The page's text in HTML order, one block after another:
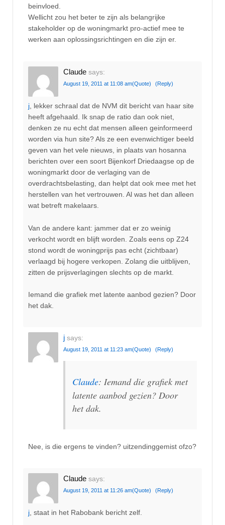
beinvloed.
Wellicht zou het beter te zijn als belangrijke
stakeholder op de woningmarkt pro-actief mee te
werken aan oplossingsrichtingen en die zijn er.
Claude says:
August 19, 2011 at 11:08 am(Quote) (Reply)
j , lekker schraal dat de NVM dit bericht van haar site
heeft afgehaald. Ik snap de ratio dan ook niet,
denken ze nu echt dat mensen alleen geinformeerd
worden via hun site? Als ze een evenwichtiger beeld
geven van het vele nieuws, in plaats van hosanna
berichten over een soort Bijenkorf Driedaagse op de
woningmarkt door de verlaging van de
overdrachtsbelasting, dan helpt dat ook mee met het
herstellen van het vertrouwen. Al was het dan alleen
wat betreft makelaars.
Van de andere kant: jammer dat er zo weinig
verkocht wordt en blijft worden. Zoals eens op Z24
stond wordt de woningprijs pas echt (zichtbaar)
verlaagd bij hogere verkopen. Zolang die uitblijven,
zitten de prijsverlagingen slechts op de markt.
Iemand die grafiek met latente aanbod gezien? Door
het dak.
j says:
August 19, 2011 at 11:23 am(Quote) (Reply)
Claude: Iemand die grafiek met
latente aanbod gezien? Door
het dak.
Nee, is die ergens te vinden? uitzendinggemist ofzo?
Claude says:
August 19, 2011 at 11:26 am(Quote) (Reply)
j, staat in het Rabobank bericht zelf.